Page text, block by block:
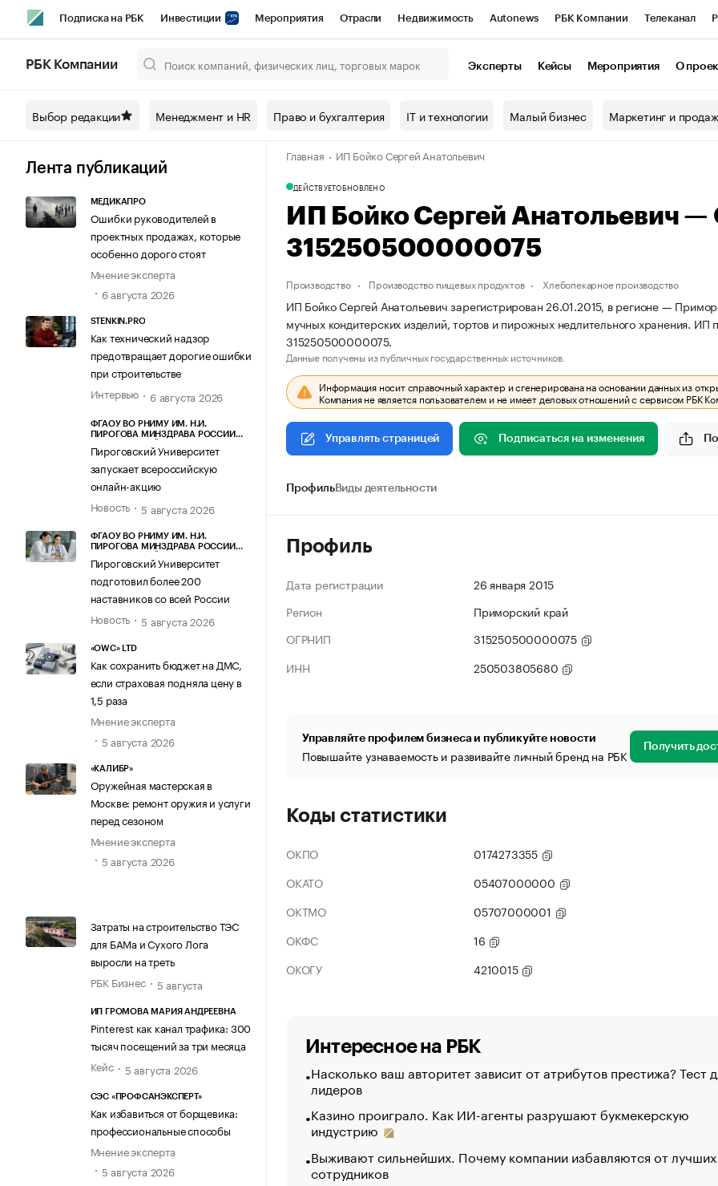
Подписка на РБК Инвестиции Мероприятия Отрасли Недвижимость Autonews РБК Компании Телеканал
Спецпроекты СПб Конференции СПб Спецпроекты Проверка контрагентов
Технологии и медиа Рынок наличной валюты
РБК Компании Эксперты Кейсы Мероприятия О
Выбор редакции Менеджмент и HR Право и бухгалтерия IT и технологии Малый бизнес Маркетинг и
Лента публикаций
МЕДИКАПРО
Ошибки руководителей в
проектных продажах, которые
особенно дорого стоят
Мнение эксперта
6 августа 2026
STENKIN.PRO
Как технический надзор
предотвращает дорогие ошибки
при строительстве
Интервью
6 августа 2026
ФГАОУ ВО РНИМУ ИМ. Н.И.
ПИРОГОВА МИНЗДРАВА РОССИИ
Пироговский Университет
запускает всероссийскую
онлайн-акцию
Новость
5 августа 2026
ФГАОУ ВО РНИМУ ИМ. Н.И.
ПИРОГОВА МИНЗДРАВА РОССИИ
Пироговский Университет
подготовил более 200
наставников со всей России
Новость
5 августа 2026
«OWC» LTD
Как сохранить бюджет на ДМС,
если страховая подняла цену в
1,5 раза
Мнение эксперта
5 августа 2026
«КАЛИБР»
Оружейная мастерская в
Москве: ремонт оружия и услуги
перед сезоном
Мнение эксперта
5 августа 2026
Затраты на строительство ТЭС
для БАМа и Сухого Лога
выросли на треть
РБК Бизнес
5 августа
ИП ГРОМОВА МАРИЯ АНДРЕЕВНА
Pinterest как канал трафика: 300
тысяч посещений за три месяца
Кейс
5 августа 2026
СЭС «ПРОФСАНЭКСПЕРТ»
Как избавиться от борщевика:
профессиональные способы
Мнение эксперта
5 августа 2026
Главная ИП Бойко Сергей Анатольевич
ДЕЙСТВУЕТОБНОВЛЕНО
ИП Бойко Сергей Анатольевич
315250500000075
Производство Производство пищевых продуктов Хлебопекарное производство
ИП Бойко Сергей Анатольевич зарегистрирован 26.01.2015, в регионе —
мучных кондитерских изделий, тортов и пирожных недлительного хранения.
315250500000075.
Данные получены из публичных государственных источников.
Информация носит справочный характер и сгенерирована на основании данных из
Компания не является пользователем и не имеет деловых отношений с сервисом РБК
Управлять страницей Подписаться на изменения
ПрофильВиды деятельности
Профиль
Дата регистрации
26 января 2015
Регион
Приморский край
ОГРНИП
315250500000075
ИНН
250503805680
Управляйте профилем бизнеса и публикуйте новости
Повышайте узнаваемость и развивайте личный бренд на РБК Получить
Коды статистики
ОКПО
0174273355
ОКАТО
05407000000
ОКТМО
05707000001
ОКФС
16
ОКОГУ
4210015
Интересное на РБК
Насколько ваш авторитет зависит от атрибутов престижа? Тест
лидеров
Казино проиграло. Как ИИ-агенты разрушают букмекерскую
индустрию
Выживают сильнейших. Почему компании избавляются от лучших
сотрудников